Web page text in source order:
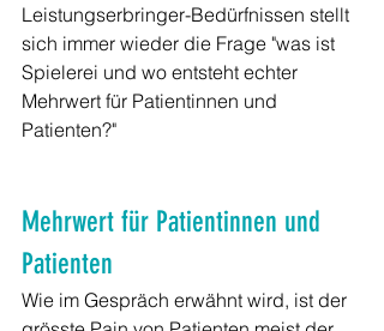
Leistungserbringer-Bedürfnissen stellt
sich immer wieder die Frage "was ist
Spielerei und wo entsteht echter
Mehrwert für Patientinnen und
Patienten?"
Mehrwert für Patientinnen und
Patienten
Wie im Gespräch erwähnt wird, ist der